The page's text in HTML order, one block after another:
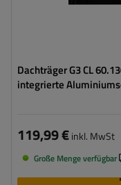
Dachträger G3 CL
integrierte
119,99 €inkl. MwSt
Große Menge verfügbar